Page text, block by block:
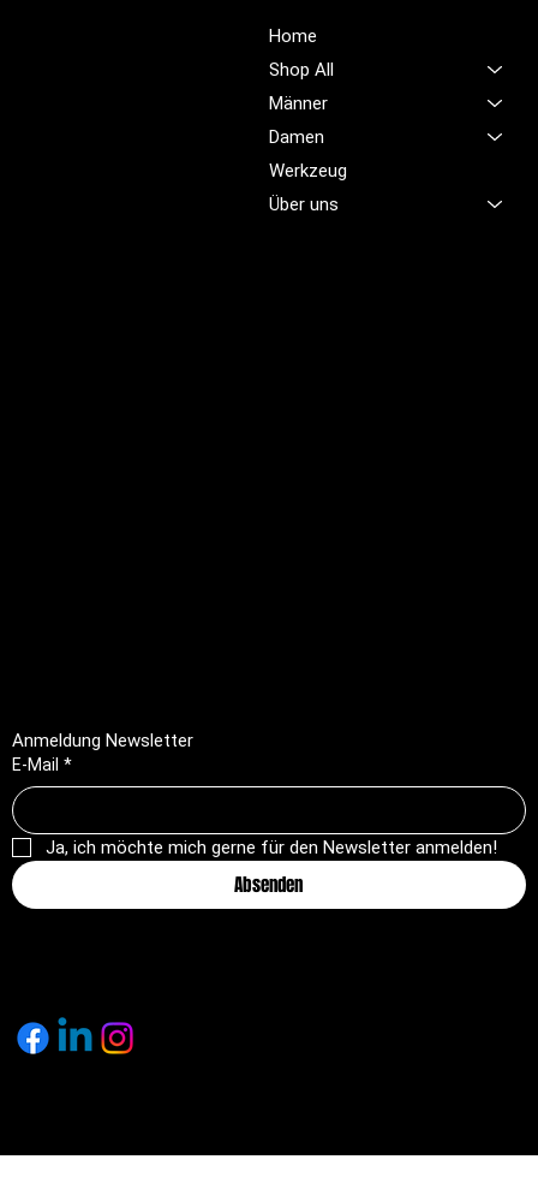
Home
Shop All
Männer
Damen
Werkzeug
Über uns
Anmeldung Newsletter
E-Mail *
Ja, ich möchte mich gerne für den Newsletter anmelden!
Absenden